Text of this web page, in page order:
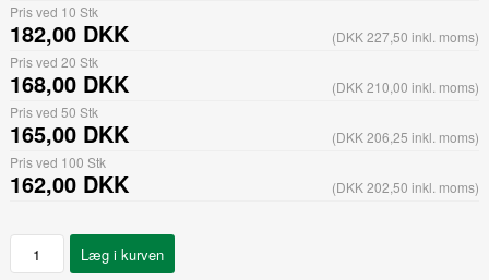
Pris ved 10 Stk
182,00 DKK
(DKK 227,50 inkl. moms)
Pris ved 20 Stk
168,00 DKK
(DKK 210,00 inkl. moms)
Pris ved 50 Stk
165,00 DKK
(DKK 206,25 inkl. moms)
Pris ved 100 Stk
162,00 DKK (DKK 202,50 inkl. moms)